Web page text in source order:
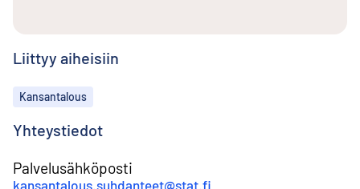
Liittyy aiheisiin
Aiheet
Kansantalous
Yhteystiedot
Palvelusähköposti
kansantalous.suhdanteet@stat.fi